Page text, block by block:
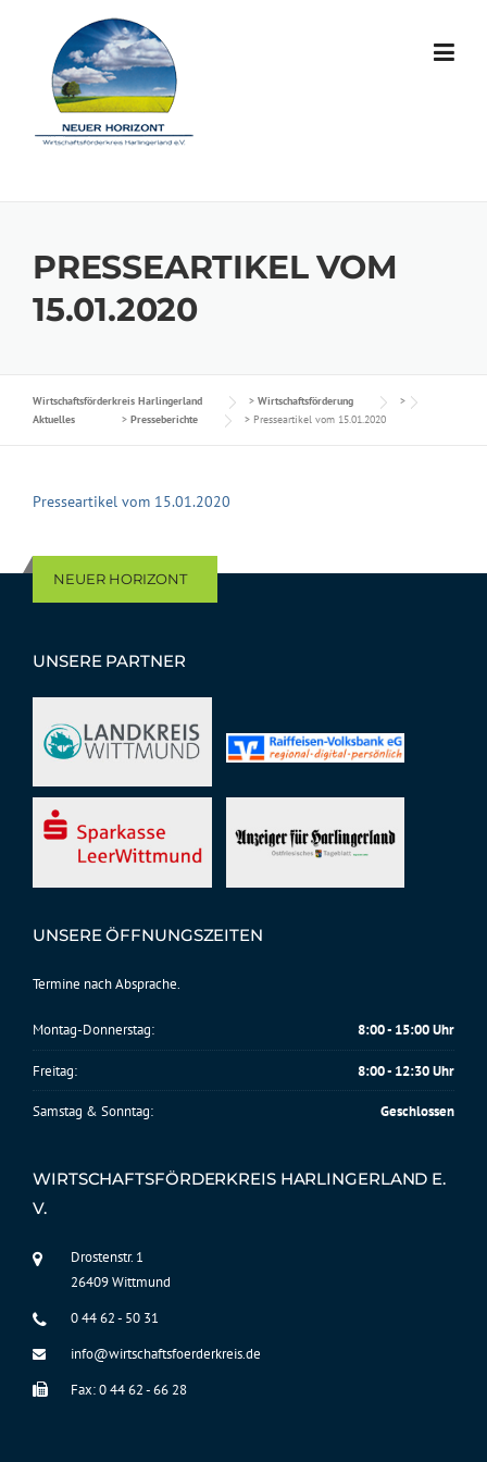
PRESSEARTIKEL VOM
15.01.2020
Wirtschaftsförderkreis Harlingerland > Wirtschaftsförderung
>
Aktuelles
> Presseberichte > Presseartikel vom 15.01.2020
Presseartikel vom 15.01.2020
NEUER HORIZONT
UNSERE PARTNER
UNSERE ÖFFNUNGSZEITEN
Termine nach Absprache.
Montag-Donnerstag: 8:00 - 15:00 Uhr
Freitag: 8:00 - 12:30 Uhr
Samstag & Sonntag: Geschlossen
WIRTSCHAFTSFÖRDERKREIS HARLINGERLAND E.
V.
Drostenstr. 1
26409 Wittmund
0 44 62 - 50 31
info@wirtschaftsfoerderkreis.de
Fax: 0 44 62 - 66 28